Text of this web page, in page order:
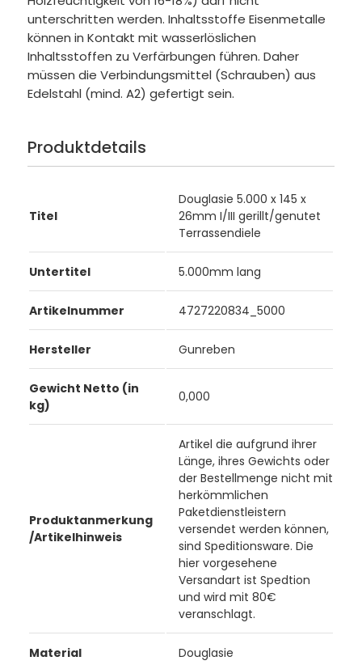
unterschritten werden. Inhaltsstoffe Eisenmetalle
können in Kontakt mit wasserlöslichen
Inhaltsstoffen zu Verfärbungen führen. Daher
müssen die Verbindungsmittel (Schrauben) aus
Edelstahl (mind. A2) gefertigt sein.
Produktdetails
Titel
Douglasie 5.000 x 145 x
26mm I/III gerillt/genutet
Terrassendiele
Untertitel 5.000mm lang
Artikelnummer 4727220834_5000
Hersteller Gunreben
Gewicht Netto (in
kg)
0,000
Produktanmerkung
/Artikelhinweis
Artikel die aufgrund ihrer
Länge, ihres Gewichts oder
der Bestellmenge nicht mit
herkömmlichen
Paketdienstleistern
versendet werden können,
sind Speditionsware. Die
hier vorgesehene
Versandart ist Spedtion
und wird mit 80€
veranschlagt.
Material Douglasie